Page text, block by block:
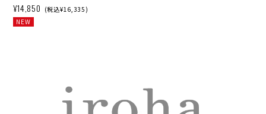
¥14,850 (税込¥16,335)
NEW